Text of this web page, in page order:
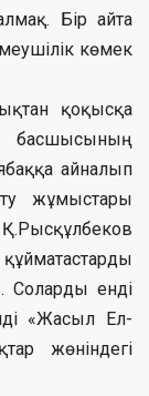
Бір айта
көмек
қоқысқа
айналып
жұмыстары
Соларды енді
«Жасыл Ел-
жөніндегі